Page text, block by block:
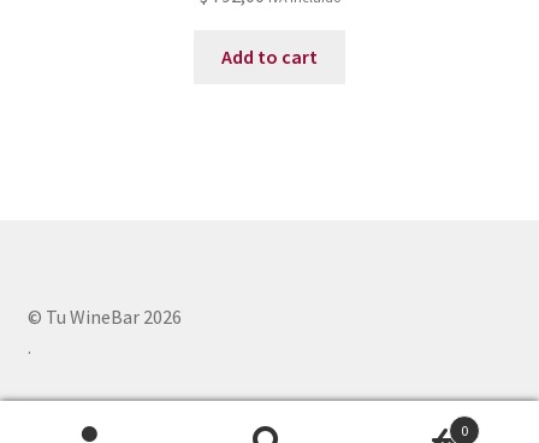
Add to cart
© Tu WineBar 2026
.
0